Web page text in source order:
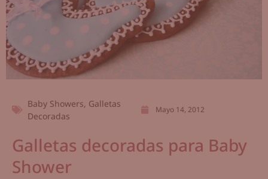
Baby Showers, Galletas
Decoradas
Mayo 14, 2012
Galletas decoradas para Baby
Shower